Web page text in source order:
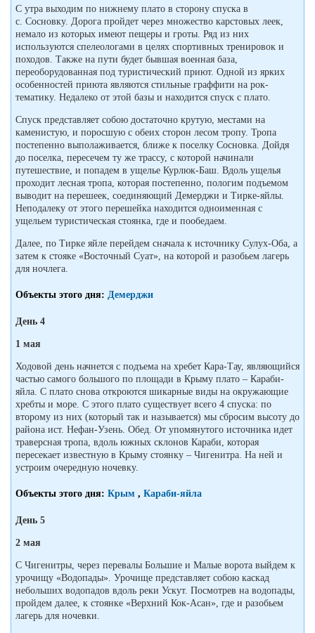
С утра выходим по нижнему плато в сторону спуска в
с. Сосновку. Дорога пройдет через множество карстовых леек,
немало из которых имеют пещеры и гроты. Ряд из них
используются спелеологами в целях спортивных тренировок и
походов. Также на пути будет бывшая военная база,
переоборудованная под туристический приют. Одной из ярких
особенностей приюта являются стильные граффити на рок-
тематику. Недалеко от этой базы и находится спуск с плато.
Спуск представляет собою достаточно крутую, местами на
каменистую, и поросшую с обеих сторон лесом тропу. Тропа
постепенно выполаживается, ближе к поселку Сосновка. Дойдя
до поселка, пересечем ту же трассу, с которой начинали
путешествие, и попадем в ущелье Курлюк-Баш. Вдоль ущелья
проходит лесная тропа, которая постепенно, пологим подъемом
выводит на перешеек, соединяющий Демерджи и Тирке-яйлы.
Неподалеку от этого перешейка находится одноименная с
ущельем туристическая стоянка, где и пообедаем.
Далее, по Тирке яйле перейдем сначала к источнику Сулух-Оба, а
затем к стояке «Восточный Суат», на которой и разобьем лагерь
для ночлега.
Объекты этого дня: Демерджи
День 4
1 мая
Ходовой день начнется с подъема на хребет Кара-Тау, являющийся
частью самого большого по площади в Крыму плато – Караби-
яйла. С плато снова откроются шикарные виды на окружающие
хребты и море. С этого плато существует всего 4 спуска: по
второму из них (который так и называется) мы сбросим высоту до
района ист. Нефан-Узень. Обед. От упомянутого источника идет
траверсная тропа, вдоль южных склонов Караби, которая
пересекает известную в Крыму стоянку – Чигенитра. На ней и
устроим очередную ночевку.
Объекты этого дня: Крым , Караби-яйла
День 5
2 мая
С Чигенитры, через перевалы Большие и Малые ворота выйдем к
урочищу «Водопады». Урочище представляет собою каскад
небольших водопадов вдоль реки Ускут. Посмотрев на водопады,
пройдем далее, к стоянке «Верхний Кок-Асан», где и разобьем
лагерь для ночевки.